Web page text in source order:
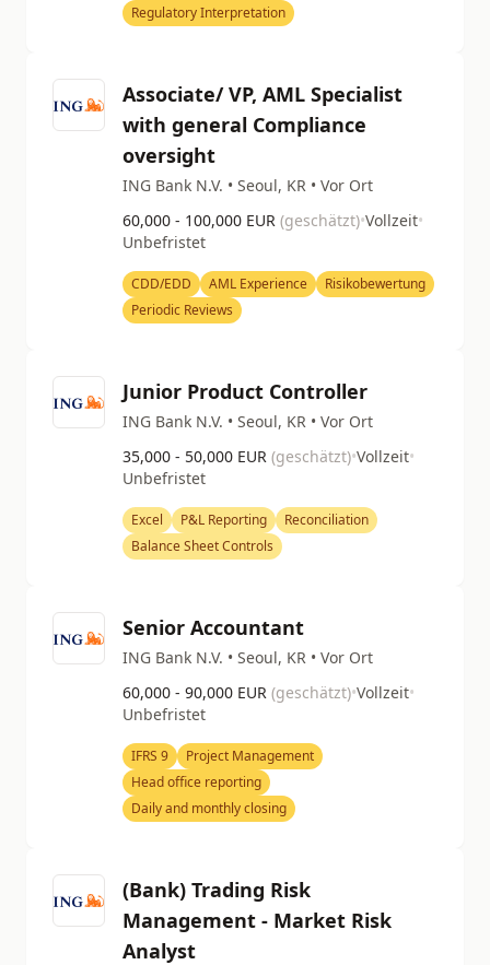
Regulatory Interpretation
Associate/ VP, AML Specialist
with general Compliance
oversight
ING Bank N.V. • Seoul, KR • Vor Ort
60,000 - 100,000 EUR (geschätzt)•Vollzeit•
Unbefristet
CDD/EDD AML Experience
Risikobewertung
Periodic Reviews
Junior Product Controller
ING Bank N.V. • Seoul, KR • Vor Ort
35,000 - 50,000 EUR (geschätzt)•Vollzeit•
Unbefristet
Excel P&L Reporting
Reconciliation
Balance Sheet Controls
Senior Accountant
ING Bank N.V. • Seoul, KR • Vor Ort
60,000 - 90,000 EUR (geschätzt)•Vollzeit•
Unbefristet
IFRS 9
Project Management
Head office reporting
Daily and monthly closing
(Bank) Trading Risk
Management - Market Risk
Analyst